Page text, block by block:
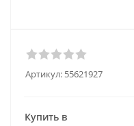
Артикул: 55621927
Купить в